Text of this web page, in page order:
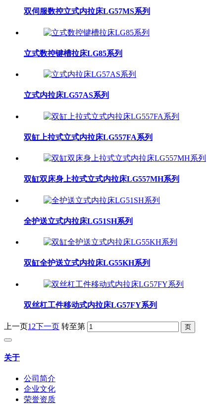
双伺服数控立式内拉床LG57MS系列
立式数控键槽拉床LG85系列
立式内拉床LG57AS系列
双缸上拉式立式内拉床LG557FA系列
双缸双床身上拉式立式内拉床LG557MH系列
全护送立式内拉床LG51SH系列
双缸全护送立式内拉床LG55KH系列
双丝杠工件移动式内拉床LG57FY系列
上一页1 2下一页 转至第
关于
公司简介
企业文化
荣誉资质